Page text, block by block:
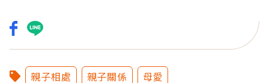
親子相處 親子關係
母愛